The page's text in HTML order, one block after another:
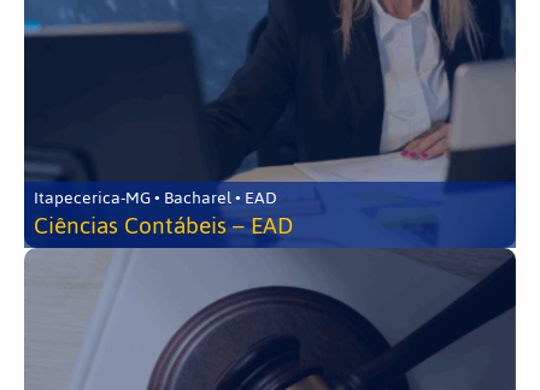
Itapecerica-MG • Bacharel • EAD
Ciências Contábeis – EAD